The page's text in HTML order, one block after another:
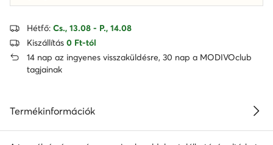
Hétfő: Cs., 13.08 - P., 14.08
Kiszállítás 0 Ft-tól
14 nap az ingyenes visszaküldésre, 30 nap a MODIVOclub
tagjainak
Termékinformációk